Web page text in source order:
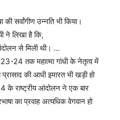
की सर्वांगीण उन्नति भी किया।
ने लिखा है कि,
से मिली थी। …
24 तक महात्मा गांधी के नेतृत्व में
की आधी इमारत भी खड़ी हो
के राष्ट्रीय आंदोलन ने एक बार
का प्रवाह अत्यधिक वेगवान हो